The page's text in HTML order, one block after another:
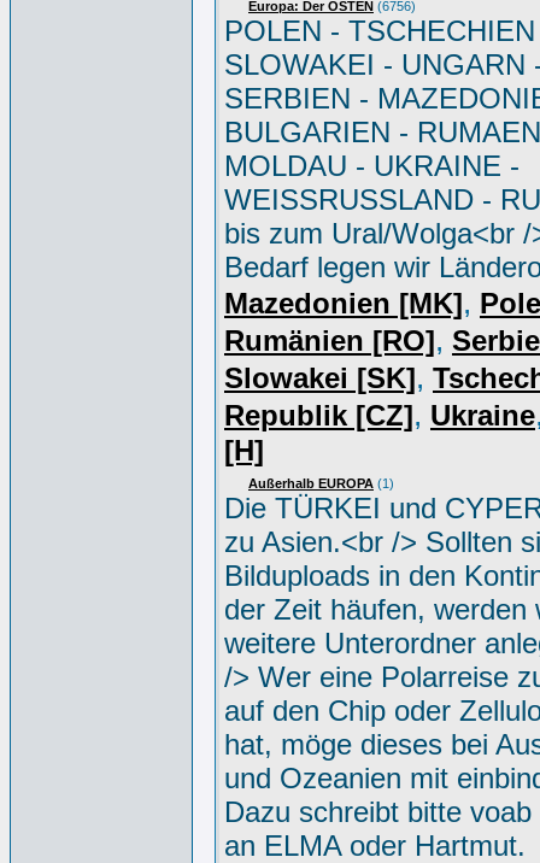
Europa: Der OSTEN (6756)
POLEN -
SLOWAKEI - UNGARN
SERBIEN -
BULGARIEN -
MOLDAU - UKRAINE -
WEISSRUSSLAND -
bis zum Ural/Wolga<br /
Bedarf legen wir
Mazedonien [MK],
Rumänien [RO],
Slowakei [SK],
Republik [CZ], Ukraine
[H]
Außerhalb EUROPA (1)
Die TÜRKEI und
zu Asien.<br /> Sollten
Bilduploads in den
der Zeit häufen, werden
weitere Unterordner
/> Wer eine Polarreise
auf den Chip oder
hat, möge dieses bei
und Ozeanien mit
Dazu schreibt bitte
an ELMA oder Hartmut.